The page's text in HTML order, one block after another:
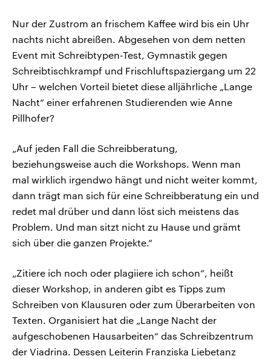
Nur der Zustrom an frischem Kaffee wird bis ein Uhr
nachts nicht abreißen. Abgesehen von dem netten
Event mit Schreibtypen-Test, Gymnastik gegen
Schreibtischkrampf und Frischluftspaziergang um 22
Uhr – welchen Vorteil bietet diese alljährliche „Lange
Nacht“ einer erfahrenen Studierenden wie Anne
Pillhofer?
„Auf jeden Fall die Schreibberatung,
beziehungsweise auch die Workshops. Wenn man
mal wirklich irgendwo hängt und nicht weiter kommt,
dann trägt man sich für eine Schreibberatung ein und
redet mal drüber und dann löst sich meistens das
Problem. Und man sitzt nicht zu Hause und grämt
sich über die ganzen Projekte.“
„Zitiere ich noch oder plagiiere ich schon“, heißt
dieser Workshop, in anderen gibt es Tipps zum
Schreiben von Klausuren oder zum Überarbeiten von
Texten. Organisiert hat die „Lange Nacht der
aufgeschobenen Hausarbeiten“ das Schreibzentrum
der Viadrina. Dessen Leiterin Franziska Liebetanz